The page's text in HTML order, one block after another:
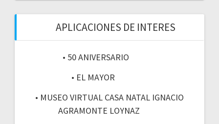
APLICACIONES DE INTERES
• 50 ANIVERSARIO
• EL MAYOR
• MUSEO VIRTUAL CASA NATAL IGNACIO
AGRAMONTE LOYNAZ